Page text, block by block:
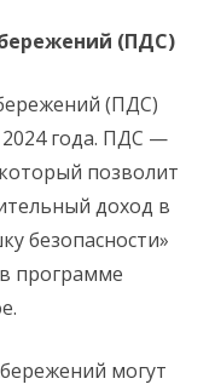
(ПДС)
(ПДС)
2024 года. ПДС —
позволит
доход в
безопасности»
программе
могут